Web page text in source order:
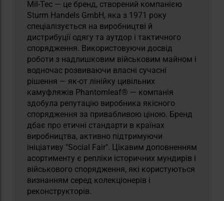
Mil-Tec — це бренд, створений компанією
Sturm Handels GmbH, яка з 1971 року
спеціалізується на виробництві й
дистрибуції одягу та аутдор і тактичного
спорядження. Використовуючи досвід
роботи з надлишковим військовим майном і
водночас розвиваючи власні сучасні
рішення — як-от лінійку цивільних
камуфляжів Phantomleaf® — компанія
здобула репутацію виробника якісного
спорядження за привабливою ціною. Бренд
дбає про етичні стандарти в країнах
виробництва, активно підтримуючи
ініціативу "Social Fair". Цікавим доповненням
асортименту є репліки історичних мундирів і
військового спорядження, які користуються
визнанням серед колекціонерів і
реконструкторів.